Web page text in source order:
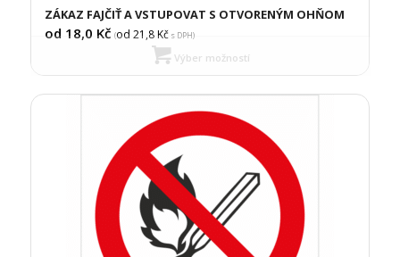
ZÁKAZ FAJČIŤ A VSTUPOVAT S OTVORENÝM OHŇOM
od 18,0 Kč (od 21,8Kčs DPH)
Výber možností